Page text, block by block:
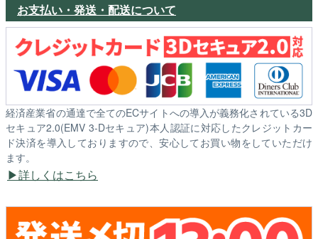
お支払い・発送・配送について
経済産業省の通達で全てのECサイトへの導入が義務化されている3D
セキュア2.0(EMV 3-Dセキュア)本人認証に対応したクレジットカー
ド決済を導入しておりますので、安心してお買い物をしていただけ
ます。
詳しくはこちら